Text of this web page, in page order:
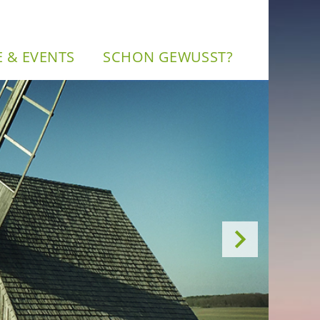
& EVENTS SCHON GE­WUSST?
